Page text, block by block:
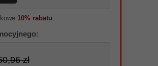
10% rabatu.
zł